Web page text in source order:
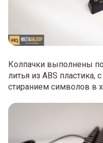
Колпачки выполнены
литья из ABS пластика,
стиранием символов в